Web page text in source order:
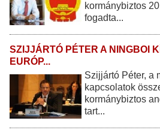
kormánybiztos
fogadta...
SZIJJÁRTÓ PÉTER A NINGBOI
EURÓP...
Szijjártó Péter, a
kapcsolatok
kormánybiztos
tart...